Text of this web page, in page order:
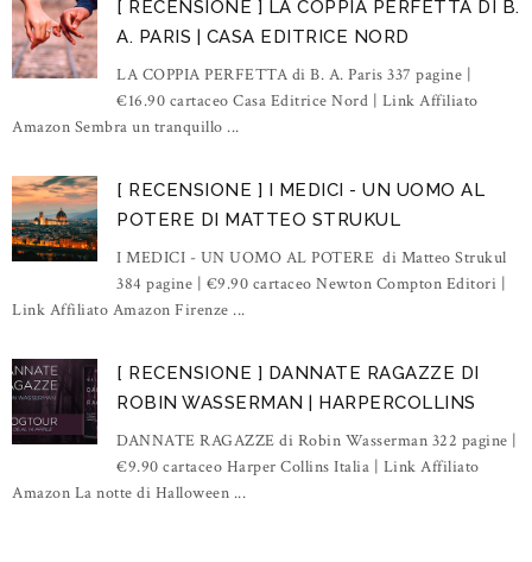
[ RECENSIONE ] LA COPPIA PERFETTA DI B.
A. PARIS | CASA EDITRICE NORD
LA COPPIA PERFETTA di B. A. Paris 337 pagine |
€16.90 cartaceo Casa Editrice Nord | Link Affiliato
Amazon Sembra un tranquillo ...
[ RECENSIONE ] I MEDICI - UN UOMO AL
POTERE DI MATTEO STRUKUL
I MEDICI - UN UOMO AL POTERE di Matteo Strukul
384 pagine | €9.90 cartaceo Newton Compton Editori |
Link Affiliato Amazon Firenze ...
[ RECENSIONE ] DANNATE RAGAZZE DI
ROBIN WASSERMAN | HARPERCOLLINS
DANNATE RAGAZZE di Robin Wasserman 322 pagine |
€9.90 cartaceo Harper Collins Italia | Link Affiliato
Amazon La notte di Halloween ...